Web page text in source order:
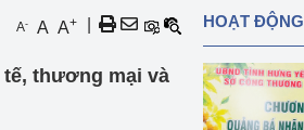
của Lãnh đạo Bộ
A- A A+
tế, thương mại và
HOẠT ĐỘNG